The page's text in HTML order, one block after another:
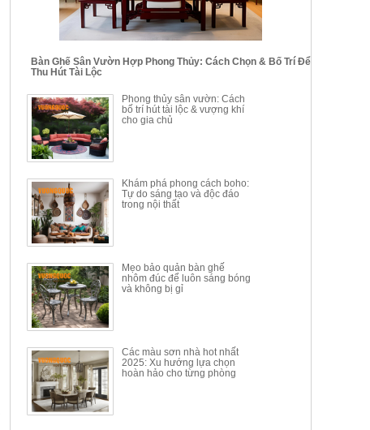
BỘ BÀN TRÀ GỖ PHONG
CÁCH MỚI KẾT HỢP KHAY
NHÚNG TRÀ YDX
Mã sp: BT150.46
17.617.500đ
34.100.000đ
BỘ BÀN GHẾ CAFE KIỂU
DÁNG ĐƠN GIẢN HIỆN ĐẠI
HOY8010
BÀN GHẾ TRANG ĐIỂM
THÔNG MINH HIỆN ĐẠI
TÍCH HỢP SẠC...
Mã sp: HH.BTD08
6.510.000đ
BỘ BÀN ĂN ĐẢO MẶT ĐÁ
PHIẾN AK3699
Bàn Ghế Sân Vườn Hợp Phong Thủy: Cách Chọn & Bố Trí Để
Thu Hút Tài Lộc
Phong thủy sân vườn: Cách
bố trí hút tài lộc & vượng khí
cho gia chủ
Khám phá phong cách boho:
Tự do sáng tạo và độc đáo
trong nội thất
Mẹo bảo quản bàn ghế
nhôm đúc để luôn sáng bóng
và không bị gỉ
Các màu sơn nhà hot nhất
2025: Xu hướng lựa chọn
hoàn hảo cho từng phòng